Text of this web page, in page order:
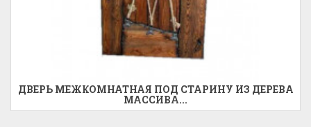
ДВЕРЬ МЕЖКОМНАТНАЯ ПОД СТАРИНУ ИЗ ДЕРЕВА
МАССИВА...